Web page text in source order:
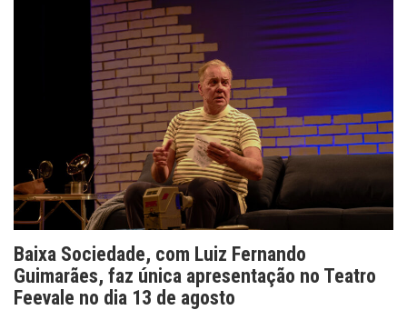
Baixa Sociedade, com Luiz Fernando
Guimarães, faz única apresentação no Teatro
Feevale no dia 13 de agosto